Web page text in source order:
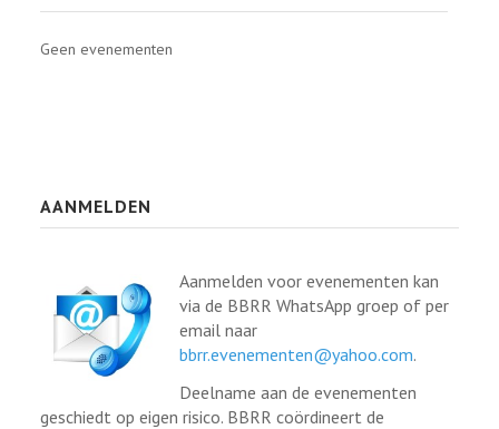
Geen evenementen
AANMELDEN
Aanmelden voor evenementen kan
via de BBRR WhatsApp groep of per
email naar
bbrr.evenementen@yahoo.com.
Deelname aan de evenementen
geschiedt op eigen risico. BBRR coördineert de